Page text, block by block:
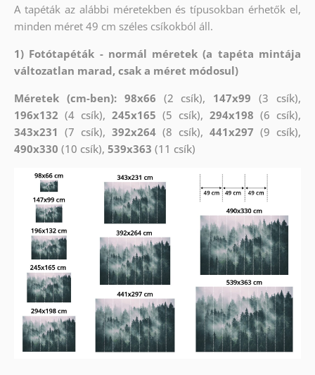
A tapéták az alábbi méretekben és típusokban érhetők el,
minden méret 49 cm széles csíkokból áll.
1) Fotótapéták - normál méretek (a tapéta mintája
változatlan marad, csak a méret módosul)
Méretek (cm-ben): 98x66 (2 csík), 147x99 (3 csík),
196x132 (4 csík), 245x165 (5 csík),294x198 (6 csík),
343x231 (7 csík), 392x264 (8 csík),441x297 (9 csík),
490x330 (10 csík), 539x363 (11 csík)